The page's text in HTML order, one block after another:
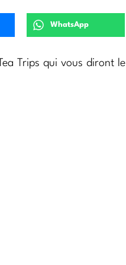
WhatsApp
Trips qui vous diront le